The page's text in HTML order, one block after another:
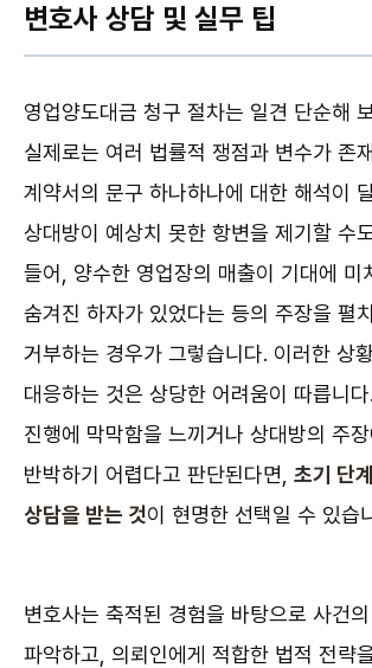
변호사 상담 및 실무 팁
영업양도대금 청구 절차는 일견 단순해
실제로는 여러 법률적 쟁점과 변수가 존
계약서의 문구 하나하나에 대한 해석이
상대방이 예상치 못한 항변을 제기할 수
들어, 양수한 영업장의 매출이 기대에 미
숨겨진 하자가 있었다는 등의 주장을 펼
거부하는 경우가 그렇습니다. 이러한 상
대응하는 것은 상당한 어려움이 따릅니
진행에 막막함을 느끼거나 상대방의 주
반박하기 어렵다고 판단된다면, 초기 단
상담을 받는 것이 현명한 선택일 수 있습
변호사는 축적된 경험을 바탕으로 사건
파악하고, 의뢰인에게 적합한 법적 전략